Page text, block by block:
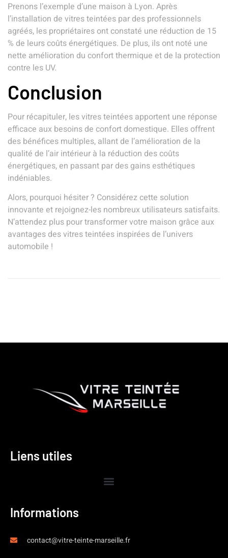
Prenons l’exemple d’une maison à Lyon. Après
l’installation de vitres teintées par des professionnels
agréés, les propriétaires ont constaté une réduction de 15
% de leurs coûts énergétiques. De plus, ils ont noté une
nette amélioration du confort thermique et de la protection
contre les UV.
Conclusion
Pour récapituler, les vitres teintées apportent une réponse
efficace aux besoins de confort domestique. Elles offrent
des bénéfices multiples, allant de l’amélioration de la
qualité de l’air intérieur à la réduction des coûts
énergétiques, en passant par des gains esthétiques
indéniables.
Alors, pourquoi hésiter ? Considérez cette solution
innovante et rejoignez-les nombreux utilisateurs satisfaits.
N’attendez plus pour transformer votre maison grâce aux
avantages des vitres teintées inspirées de l’univers
automobile !
Liens utiles
Informations
contact@vitre-teinte-marseille.fr